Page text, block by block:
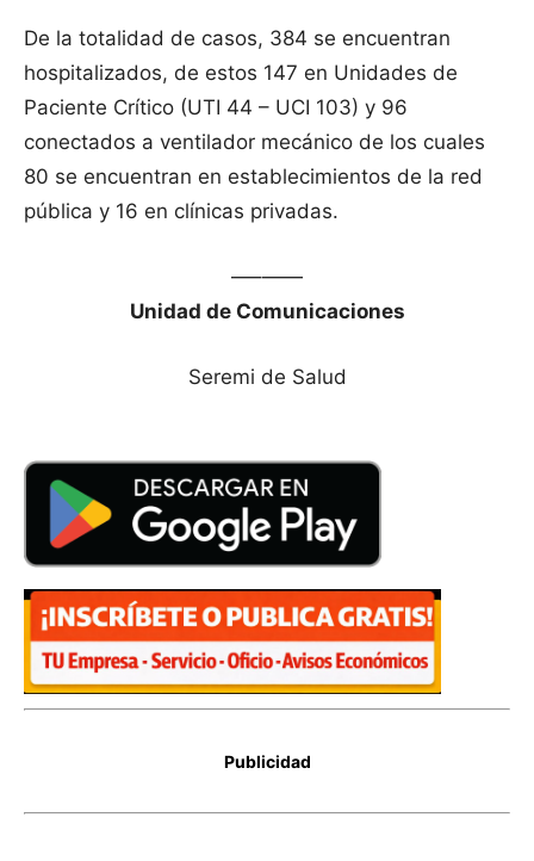
De la totalidad de casos, 384 se encuentran
hospitalizados, de estos 147 en Unidades de
Paciente Crítico (UTI 44 – UCI 103) y 96
conectados a ventilador mecánico de los cuales
80 se encuentran en establecimientos de la red
pública y 16 en clínicas privadas.
—–——
Unidad de Comunicaciones
Seremi de Salud
Publicidad